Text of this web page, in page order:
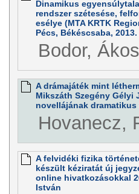
Dinamikus
rendszer szétesése,
esélye (MTA KRTK
Pécs, Békéscsaba, 2013.
Bodor, Ákos
A drámajáték mint
Mikszáth Szegény Gélyi
novellájának
Hovanecz,
A felvidéki fizika
készült kéziratát új
online hivatkozásokkal
István